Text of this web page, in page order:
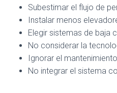
Subestimar el flujo de
Instalar menos
Elegir sistemas de baja
No considerar la
Ignorar el mantenimiento
No integrar el sistema